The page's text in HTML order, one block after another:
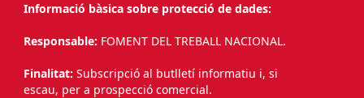
Informació bàsica sobre protecció de dades:
Responsable: FOMENT DEL TREBALL NACIONAL.
Finalitat: Subscripció al butlletí informatiu i, si
escau, per a prospecció comercial.